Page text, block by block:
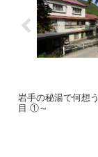
岩手の秘湯で何想
目 ①～